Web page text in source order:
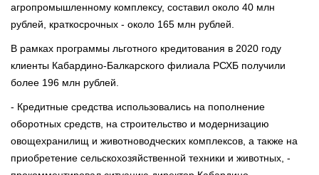
агропромышленному комплексу, составил около 40 млн
рублей, краткосрочных - около 165 млн рублей.
В рамках программы льготного кредитования в 2020 году
клиенты Кабардино-Балкарского филиала РСХБ получили
более 196 млн рублей.
- Кредитные средства использовались на пополнение
оборотных средств, на строительство и модернизацию
овощехранилищ и животноводческих комплексов, а также на
приобретение сельскохозяйственной техники и животных, -